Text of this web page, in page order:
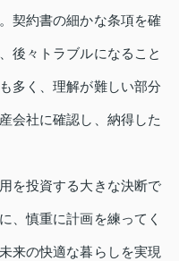
契約書の細かな条項を確
後々トラブルになること
多く、理解が難しい部分
会社に確認し、納得した
を投資する大きな決断で
、慎重に計画を練ってく
来の快適な暮らしを実現